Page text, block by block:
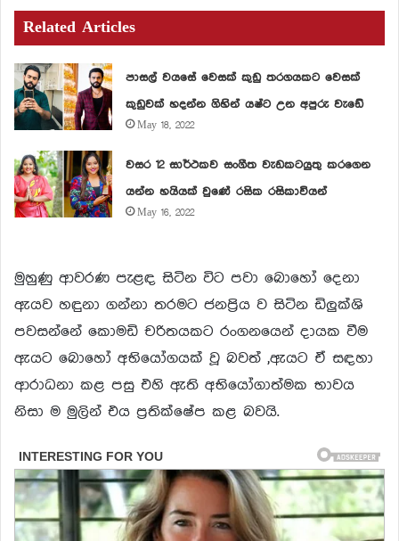
Related Articles
පාසල් වයසේ වෙසක් කුඩු තරගයකට වෙසක්
කුඩුවක් හදන්න ගිහින් යෂ්ට උන අපුරු වැඩේ
May 18, 2022
වසර 12 සාර්ථකව සංගීත වැඩකටයුතු කරගෙන
යන්න හයියක් වුණේ රසික රසිකාවියන්
May 16, 2022
මුහුණු ආවරණ පැළඳ සිටින විට පවා බොහෝ දෙනා
ඇයව හඳුනා ගන්නා තරමට ජනප්රිය ව සිටින ඩිලුක්ශි
පවසන්නේ කොමඩි චරිතයකට රංගනයෙන් දායක වීම
ඇයට බොහෝ අභියෝගයක් වූ බවත් ,ඇයට ඒ සඳහා
ආරාධනා කළ පසු එහි ඇති අභියෝගාත්මක භාවය
නිසා ම මුලින් එය ප්රතික්ෂේප කළ බවයි.